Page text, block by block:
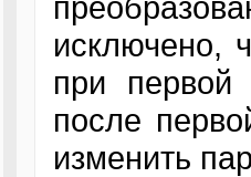
исключено,
при первой
после
изменить